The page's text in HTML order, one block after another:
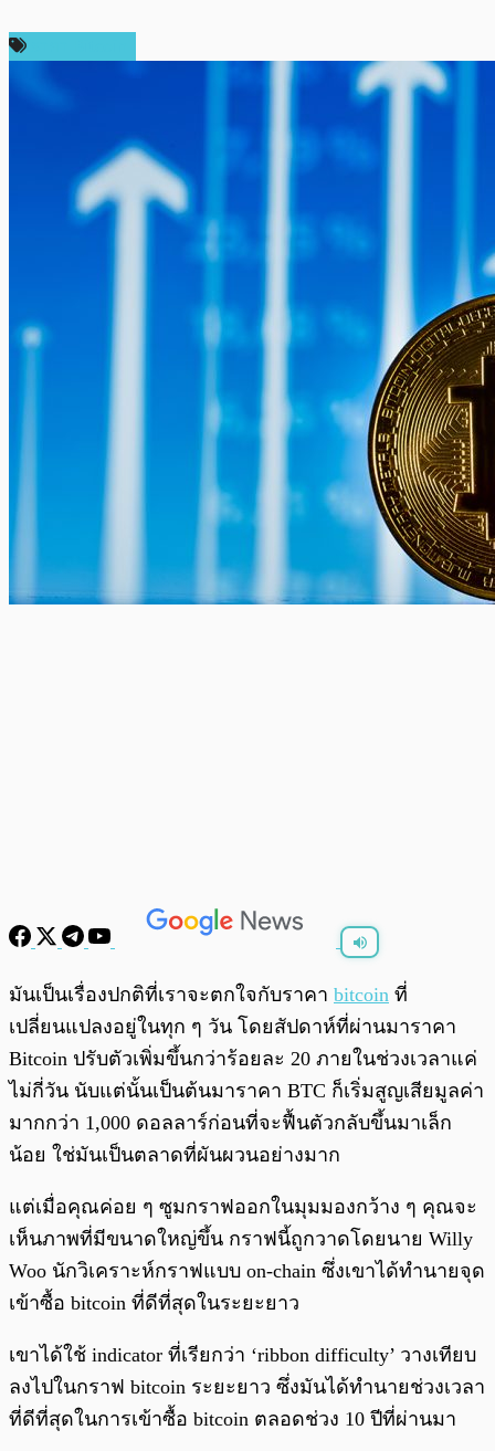
พร้อมเล่น 0:00/
มันเป็นเรื่องปกติที่เราจะตกใจกับราคา bitcoin ที่
เปลี่ยนแปลงอยู่ในทุก ๆ วัน โดยสัปดาห์ที่ผ่านมาราคา
Bitcoin ปรับตัวเพิ่มขึ้นกว่าร้อยละ 20 ภายในช่วงเวลาแค่
ไม่กี่วัน นับแต่นั้นเป็นต้นมาราคา BTC ก็เริ่มสูญเสียมูลค่า
มากกว่า 1,000 ดอลลาร์ก่อนที่จะฟื้นตัวกลับขึ้นมาเล็ก
น้อย ใช่มันเป็นตลาดที่ผันผวนอย่างมาก
แต่เมื่อคุณค่อย ๆ ซูมกราฟออกในมุมมองกว้าง ๆ คุณจะ
เห็นภาพที่มีขนาดใหญ่ขึ้น กราฟนี้ถูกวาดโดยนาย Willy
Woo นักวิเคราะห์กราฟแบบ on-chain ซึ่งเขาได้ทำนายจุด
เข้าซื้อ bitcoin ที่ดีที่สุดในระยะยาว
เขาได้ใช้ indicator ที่เรียกว่า ‘ribbon difficulty’ วางเทียบ
ลงไปในกราฟ bitcoin ระยะยาว ซึ่งมันได้ทำนายช่วงเวลา
ที่ดีที่สุดในการเข้าซื้อ bitcoin ตลอดช่วง 10 ปีที่ผ่านมา